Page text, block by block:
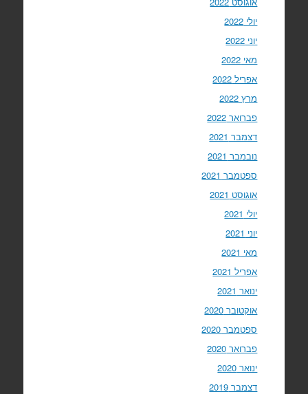
יולי 2022
יוני 2022
מאי 2022
אפריל 2022
מרץ 2022
פברואר 2022
דצמבר 2021
נובמבר 2021
ספטמבר 2021
אוגוסט 2021
יולי 2021
יוני 2021
מאי 2021
אפריל 2021
ינואר 2021
אוקטובר 2020
ספטמבר 2020
פברואר 2020
ינואר 2020
דצמבר 2019